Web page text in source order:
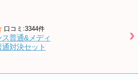
口コミ:3344件
ス普通&メディ
対決セット